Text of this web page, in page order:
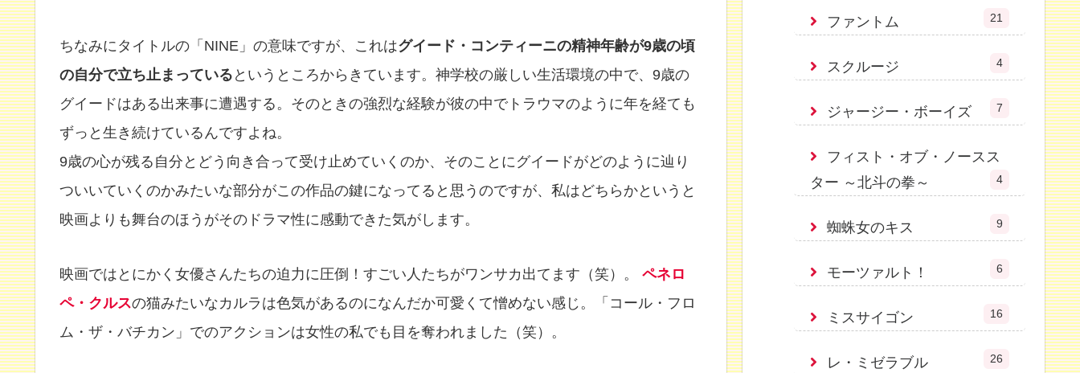
ちなみにタイトルの「NINE」の意味ですが、これはグイード・コンティーニの精神年齢が9歳の頃
の自分で立ち止まっている というところからきています。神学校の厳しい生活環境の中で、9歳の
グイードはある出来事に遭遇する。そのときの強烈な経験が彼の中でトラウマのように年を経ても
ずっと生き続けているんですよね。
9歳の心が残る自分とどう向き合って受け止めていくのか、そのことにグイードがどのように辿り
ついいていくのかみたいな部分がこの作品の鍵になってると思うのですが、私はどちらかというと
映画よりも舞台のほうがそのドラマ性に感動できた気がします。
映画ではとにかく女優さんたちの迫力に圧倒！すごい人たちがワンサカ出てます（笑）。 ペネロ
ペ・クルスの猫みたいなカルラは色気があるのになんだか可愛くて憎めない感じ。「コール・フロ
ム・ザ・バチカン」でのアクションは女性の私でも目を奪われました（笑）。
ファントム 21
スクルージ 4
ジャージー・ボーイズ 7
フィスト・オブ・ノースス
ター ～北斗の拳～
4
蜘蛛女のキス 9
モーツァルト！ 6
ミスサイゴン 16
レ・ミゼラブル 26